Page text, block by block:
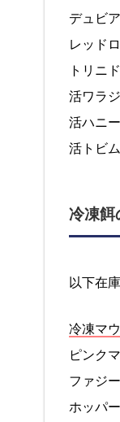
デュビ
レッド
トリニ
活ワラ
活ハニ
活トビ
冷凍餌
以下在
冷凍マ
ピンク
ファジ
ホッパ